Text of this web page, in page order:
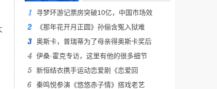
寻梦环游记票房突破10亿，中国市场效
《那年花开月正圆》孙俪含冤入狱难
奥斯卡，普瑞蒂为了母亲得奥斯卡奖后
伊桑·霍克专访，这里有他的很多细节
新恒结衣携手运动恋爱剧《恋爱回
秦鸣悦参演《悠悠赤子情》搭戏老艺